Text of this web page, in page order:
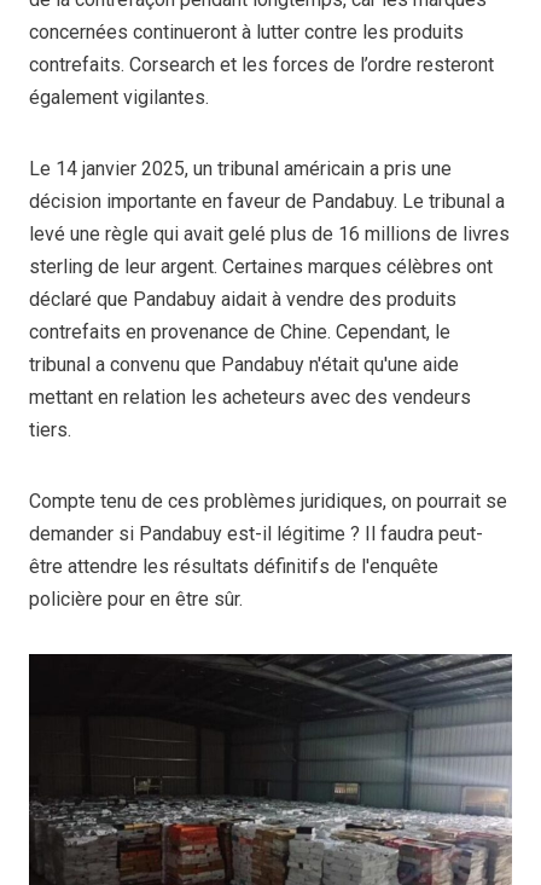
concernées continueront à lutter contre les produits
contrefaits. Corsearch et les forces de l’ordre resteront
également vigilantes.
Le 14 janvier 2025, un tribunal américain a pris une
décision importante en faveur de Pandabuy. Le tribunal a
levé une règle qui avait gelé plus de 16 millions de livres
sterling de leur argent. Certaines marques célèbres ont
déclaré que Pandabuy aidait à vendre des produits
contrefaits en provenance de Chine. Cependant, le
tribunal a convenu que Pandabuy n'était qu'une aide
mettant en relation les acheteurs avec des vendeurs
tiers.
Compte tenu de ces problèmes juridiques, on pourrait se
demander si Pandabuy est-il légitime ? Il faudra peut-
être attendre les résultats définitifs de l'enquête
policière pour en être sûr.